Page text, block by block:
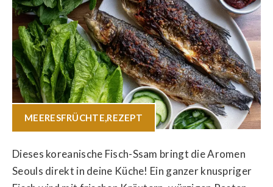
MEERESFRÜCHTE,REZEPT
Dieses koreanische Fisch-Ssam bringt die Aromen
Seouls direkt in deine Küche! Ein ganzer knuspriger